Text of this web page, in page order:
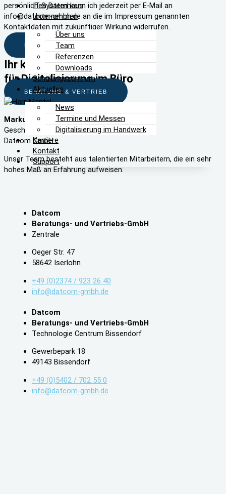
IT-Systemhaus
Unternehmen
Über uns
Team
Referenzen
Downloads
Schulungszentrum
Aktuelles
News
Termine und Messen
Digitalisierung im Handwerk
Karriere
Kontakt
Support
persönlichen Daten kann ich jederzeit per E-Mail an
info@datcom-gmbh.de an die im Impressum genannten
Kontaktdaten mit zukünftiger Wirkung widerrufen.
BEWERBUNG ABSENDEN
Ihr kompetenter Partner
für Digitalisierung im Büro
BERATUNG & VERTRIEB
Markus Mantel
Geschäftsführer
Datcom GmbH
Unser Team besteht aus talentierten Mitarbeitern, die ein sehr
hohes Maß an Erfahrung aufweisen.
Datcom
Beratungs- und Vertriebs-GmbH
Zentrale
Oeger Str. 47
58642 Iserlohn
+49 (0)2374 / 923 26 40
info@datcom-gmbh.de
Datcom
Beratungs- und Vertriebs-GmbH
Technologie Centrum Bissendorf
Gewerbepark 18
49143 Bissendorf
+49 (0)5402 / 702 55 0
info@datcom-gmbh.de